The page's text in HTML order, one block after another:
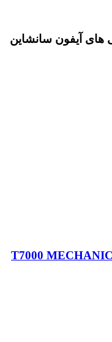
آیفون سانشاین